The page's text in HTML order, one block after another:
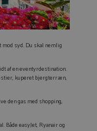
mod syd. Du skal nemlig
af en eventyrdestination.
kuperet bjergterræn,
den gas med shopping,
easyJet, Ryanair og